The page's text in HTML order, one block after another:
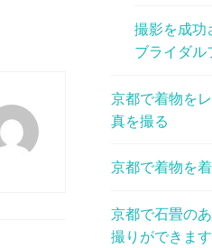
撮影を成功
ブライダル
京都で着物を
真を撮る
京都で着物を
京都で石畳の
撮りができます